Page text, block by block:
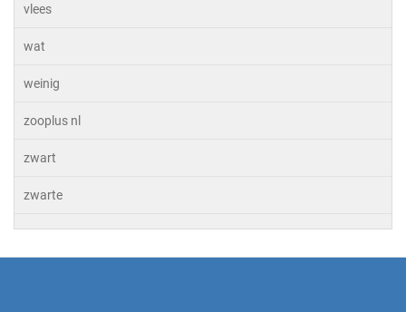
vlees
wat
weinig
zooplus nl
zwart
zwarte